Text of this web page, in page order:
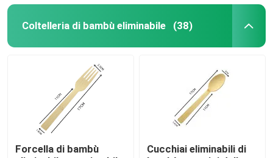
Coltelleria di bambù eliminabile (38)
Forcella di bambù
Cucchiai eliminabili di